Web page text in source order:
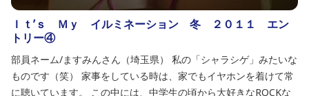
Ｉｔ’ｓ Ｍｙ イルミネーション 冬 ２０１１ エン
トリー④
部員ネーム/ますみんさん（埼玉県） 私の「シャラシゲ」みたいな
ものです（笑） 家事をしている時は、家でもイヤホンを着けて常
に聴いています。 この中には、中学生の頃から大好きなROCKな